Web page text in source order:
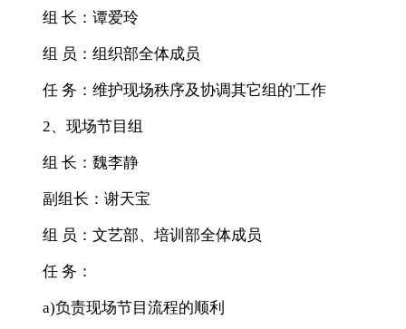
组 长：谭爱玲
组 员：组织部全体成员
任 务：维护现场秩序及协调其它组的'工作
2、现场节目组
组 长：魏李静
副组长：谢天宝
组 员：文艺部、培训部全体成员
任 务：
a)负责现场节目流程的顺利